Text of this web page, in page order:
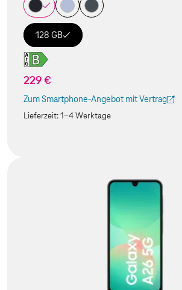
128 GB
229 €
Zum Smartphone-Angebot mit Vertrag
(Der Link wird in einem neuen Tab geöffnet)
Lieferzeit:1-4 Werktage